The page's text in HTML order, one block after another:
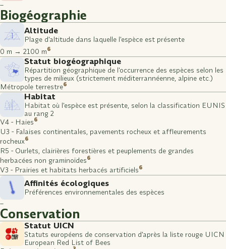
–
Biogéographie
Altitude
Plage d'altitude dans laquelle l'espèce est présente
0 m → 2100 m6
Statut biogéographique
Répartition géographique de l'occurrence des espèces selon les
types de milieux (strictement méditerrannéenne, alpine etc.)
Métropole terrestre6
Habitat
Habitat où l'espèce est présente, selon la classification EUNIS
au rang 2
V4 - Haies6
U3 - Falaises continentales, pavements rocheux et affleurements
rocheux6
R5 - Ourlets, clairières forestières et peuplements de grandes
herbacées non graminoïdes6
V3 - Prairies et habitats herbacés artificiels6
Affinités écologiques
Préférences environnementales des espèces
–
Conservation
Statut UICN
Statuts européens de conservation d'après la liste rouge UICN
European Red List of Bees